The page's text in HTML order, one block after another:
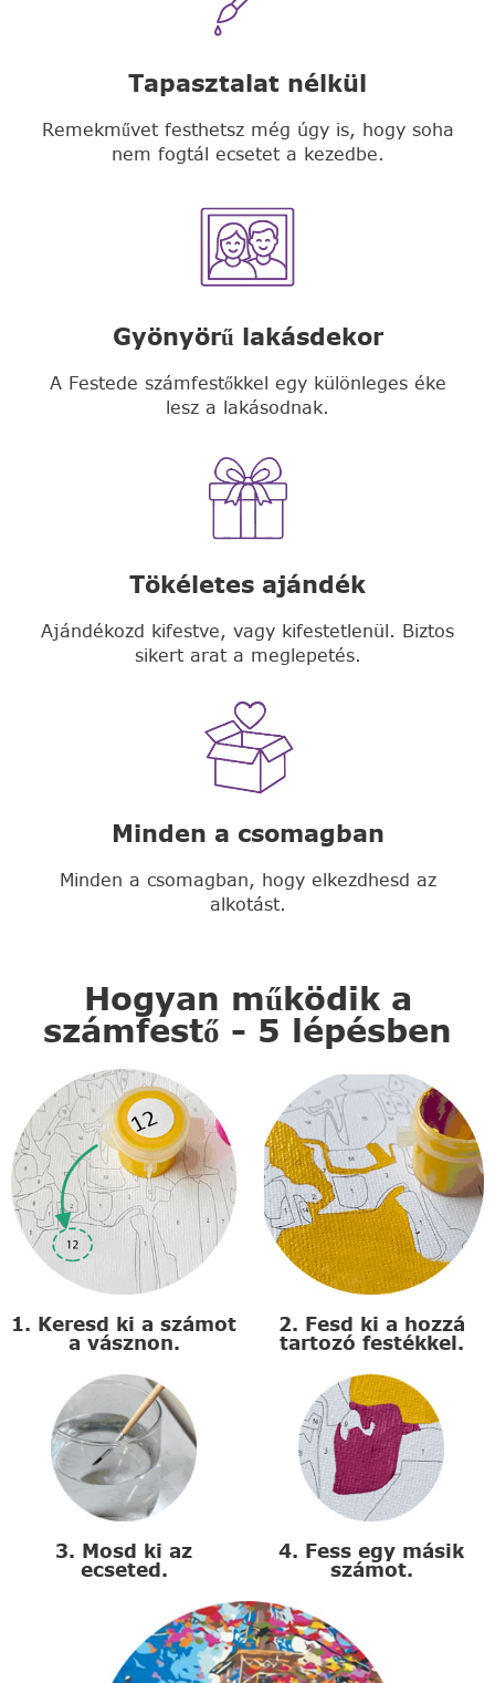
Tapasztalat nélkül
Remekművet festhetsz még úgy is, hogy soha
nem fogtál ecsetet a kezedbe.
Gyönyörű lakásdekor
A Festede számfestőkkel egy különleges éke
lesz a lakásodnak.
Tökéletes ajándék
Ajándékozd kifestve, vagy kifestetlenül. Biztos
sikert arat a meglepetés.
Minden a csomagban
Minden a csomagban, hogy elkezdhesd az
alkotást.
Hogyan működik a
számfestő - 5 lépésben
1. Keresd ki a számot
a vásznon.
2. Fesd ki a hozzá
tartozó festékkel.
3. Mosd ki az
ecseted.
4. Fess egy másik
számot.